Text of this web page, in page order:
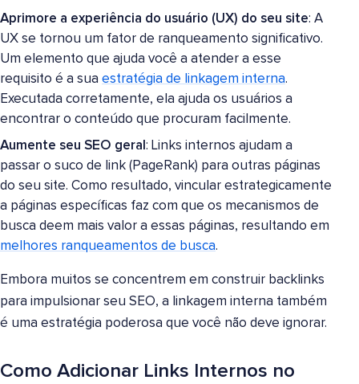
Aprimore a experiência do usuário (UX) do seu site: A
UX se tornou um fator de ranqueamento significativo.
Um elemento que ajuda você a atender a esse
requisito é a sua estratégia de linkagem interna.
Executada corretamente, ela ajuda os usuários a
encontrar o conteúdo que procuram facilmente.
Aumente seu SEO geral : Links internos ajudam a
passar o suco de link (PageRank) para outras páginas
do seu site. Como resultado, vincular estrategicamente
a páginas específicas faz com que os mecanismos de
busca deem mais valor a essas páginas, resultando em
melhores ranqueamentos de busca.
Embora muitos se concentrem em construir backlinks
para impulsionar seu SEO, a linkagem interna também
é uma estratégia poderosa que você não deve ignorar.
Como Adicionar Links Internos no